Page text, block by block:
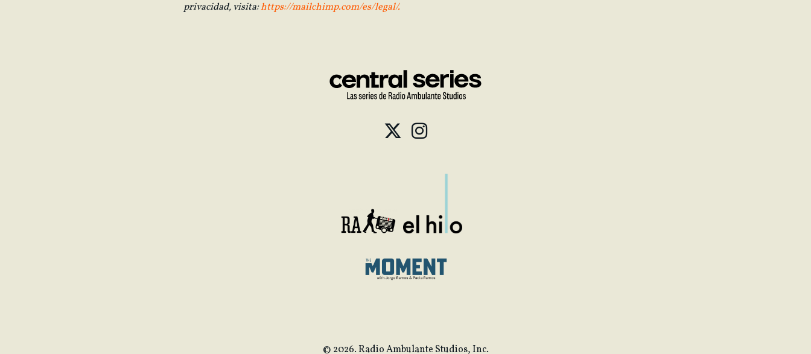
privacidad, visita:https://mailchimp.com/es/legal/.
© 2026. Radio Ambulante Studios, Inc.